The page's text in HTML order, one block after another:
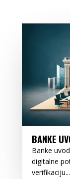
BANKE
Banke
digitalne
verifikaciju...